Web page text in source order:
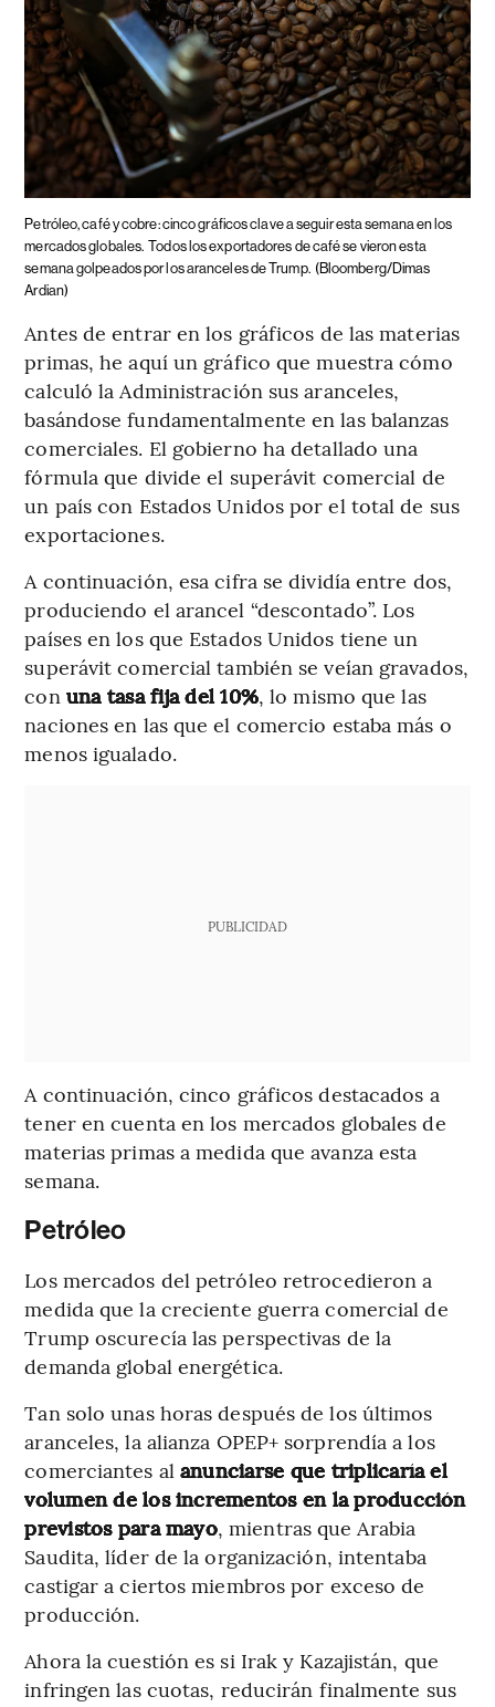
Petróleo, café y cobre: cinco gráficos clave a seguir esta semana en los
mercados globales. Todos los exportadores de café se vieron esta
semana golpeados por los aranceles de Trump. (Bloomberg/Dimas
Ardian)
Antes de entrar en los gráficos de las materias
primas, he aquí un gráfico que muestra cómo
calculó la Administración sus aranceles,
basándose fundamentalmente en las balanzas
comerciales. El gobierno ha detallado una
fórmula que divide el superávit comercial de
un país con Estados Unidos por el total de sus
exportaciones.
A continuación, esa cifra se dividía entre dos,
produciendo el arancel “descontado”. Los
países en los que Estados Unidos tiene un
superávit comercial también se veían gravados,
con una tasa fija del 10%, lo mismo que las
naciones en las que el comercio estaba más o
menos igualado.
PUBLICIDAD
A continuación, cinco gráficos destacados a
tener en cuenta en los mercados globales de
materias primas a medida que avanza esta
semana.
Petróleo
Los mercados del petróleo retrocedieron a
medida que la creciente guerra comercial de
Trump oscurecía las perspectivas de la
demanda global energética.
Tan solo unas horas después de los últimos
aranceles, la alianza OPEP+ sorprendía a los
comerciantes al anunciarse que triplicaría el
volumen de los incrementos en la producción
previstos para mayo, mientras que Arabia
Saudita, líder de la organización, intentaba
castigar a ciertos miembros por exceso de
producción.
Ahora la cuestión es si Irak y Kazajistán, que
infringen las cuotas, reducirán finalmente sus